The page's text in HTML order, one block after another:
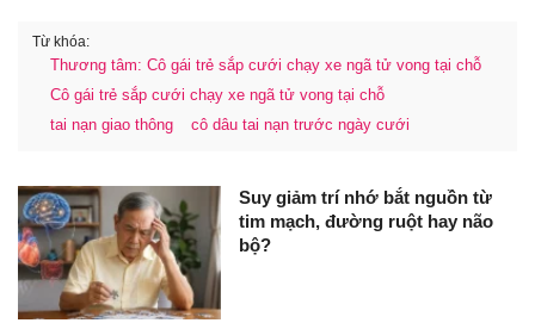
Từ khóa:
Thương tâm: Cô gái trẻ sắp cưới chạy xe ngã tử vong tại chỗ
Cô gái trẻ sắp cưới chạy xe ngã tử vong tại chỗ
tai nạn giao thông
cô dâu tai nạn trước ngày cưới
Suy giảm trí nhớ bắt nguồn từ
tim mạch, đường ruột hay não
bộ?